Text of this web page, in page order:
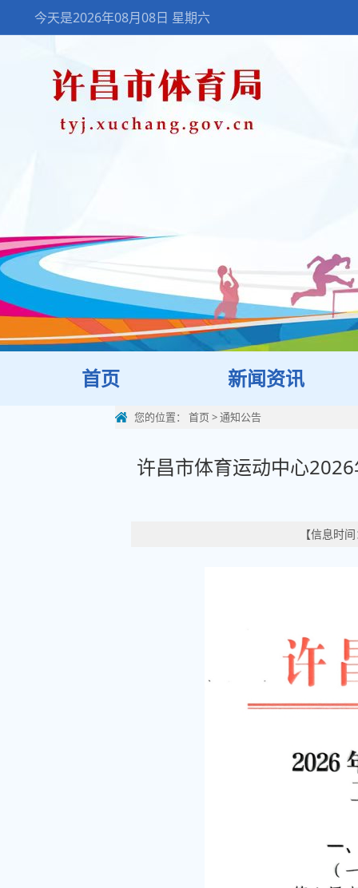
今天是2026年08月08日 星期六
首页 新闻资讯
您的位置： 首页 >通知公告
许昌市体育运动中心
【信息时